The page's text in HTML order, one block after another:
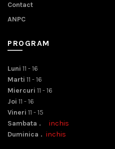
Contact
ANPC
PROGRAM
Luni 11 - 16
Marti 11 - 16
Miercuri 11 - 16
Joi 11 - 16
Vineri 11 - 15
Sambata . inchis
Duminica . inchis